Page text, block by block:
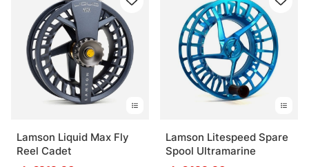
Lamson Liquid Max Fly
Reel Cadet
Lamson Litespeed Spare
Spool Ultramarine